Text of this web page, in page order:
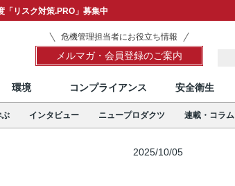
「リスク対策.PRO」募集中
危機管理担当者にお役立ち情報
メルマガ・会員登録のご案内
環境 コンプライアンス 安全衛生
インタビュー ニュープロダクツ 連載・コラム
2025/10/05